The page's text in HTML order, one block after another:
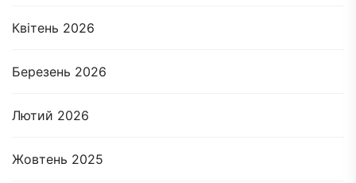
Квітень 2026
Березень 2026
Лютий 2026
Жовтень 2025